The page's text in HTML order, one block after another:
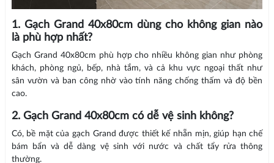
1. Gạch Grand 40x80cm dùng cho không gian nào
là phù hợp nhất?
Gạch Grand 40x80cm phù hợp cho nhiều không gian như phòng
khách, phòng ngủ, bếp, nhà tắm, và cả khu vực ngoại thất như
sân vườn và ban công nhờ vào tính năng chống thấm và độ bền
cao.
2. Gạch Grand 40x80cm có dễ vệ sinh không?
Có, bề mặt của gạch Grand được thiết kế nhẵn mịn, giúp hạn chế
bám bẩn và dễ dàng vệ sinh với nước và chất tẩy rửa thông
thường.